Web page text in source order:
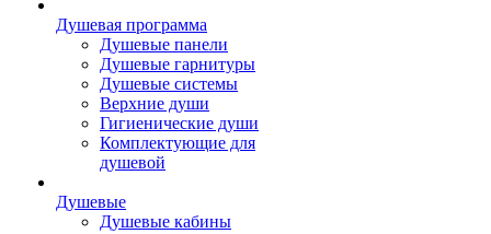
Душевая программа
Душевые панели
Душевые гарнитуры
Душевые системы
Верхние души
Гигиенические души
Комплектующие для
душевой
Душевые
Душевые кабины